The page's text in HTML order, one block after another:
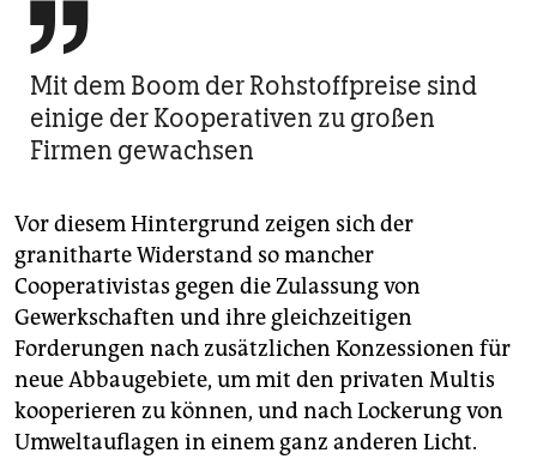

Mit dem Boom der Rohstoffpreise sind
einige der Kooperativen zu großen
Firmen gewachsen
Vor diesem Hintergrund zeigen sich der
granitharte Widerstand so mancher
Cooperativistas gegen die Zulassung von
Gewerkschaften und ihre gleichzeitigen
Forderungen nach zusätzlichen Konzessionen für
neue Abbaugebiete, um mit den privaten Multis
kooperieren zu können, und nach Lockerung von
Umweltauflagen in einem ganz anderen Licht.